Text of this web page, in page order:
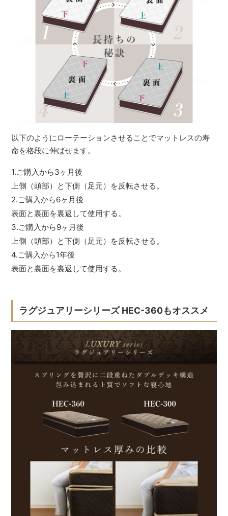
以下のようにローテーションさせることでマットレスの寿
命を格段に伸ばせます。
1.ご購入から3ヶ月後
上側（頭部）と下側（足元）を反転させる。
2.ご購入から6ヶ月後
表面と裏面を裏返して使用する。
3.ご購入から9ヶ月後
上側（頭部）と下側（足元）を反転させる。
4.ご購入から1年後
表面と裏面を裏返して使用する。
ラグジュアリーシリーズ HEC-360もオススメ